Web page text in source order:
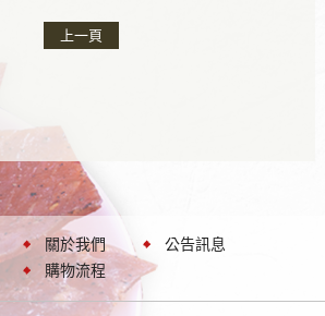
上一頁
關於我們
公告訊息
購物流程